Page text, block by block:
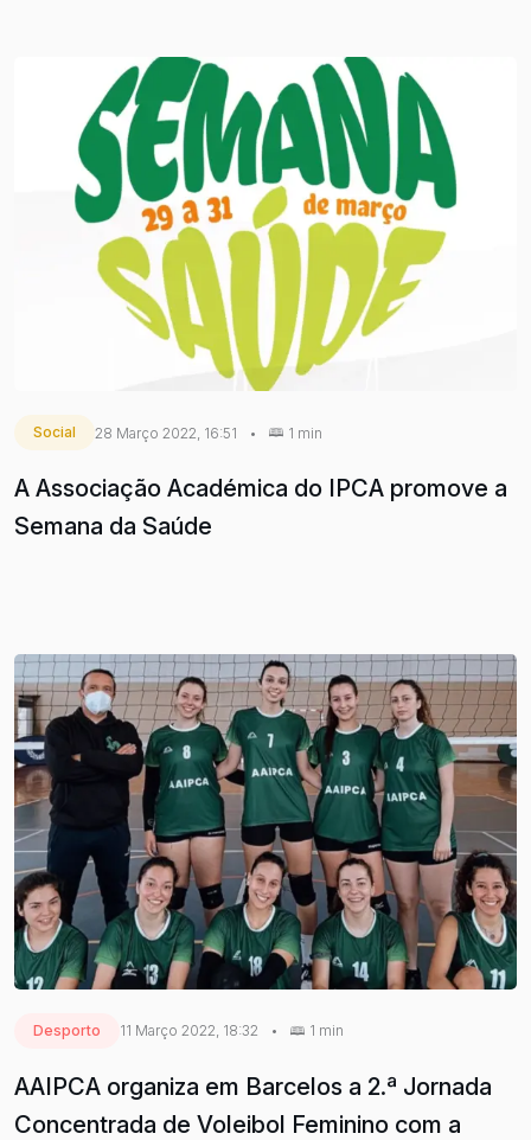
Social 28 Março 2022, 16:51 • 1 min
A Associação Académica do IPCA promove a
Semana da Saúde
Desporto 11 Março 2022, 18:32 • 1 min
AAIPCA organiza em Barcelos a 2.ª Jornada
Concentrada de Voleibol Feminino com a